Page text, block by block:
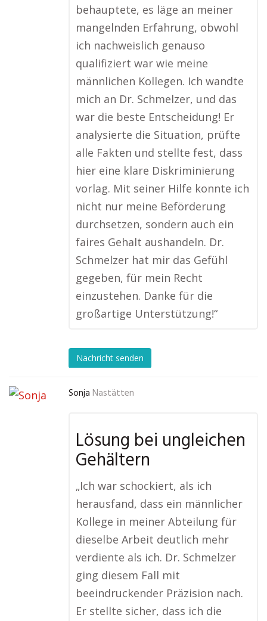
behauptete, es läge an meiner
mangelnden Erfahrung, obwohl
ich nachweislich genauso
qualifiziert war wie meine
männlichen Kollegen. Ich wandte
mich an Dr. Schmelzer, und das
war die beste Entscheidung! Er
analysierte die Situation, prüfte
alle Fakten und stellte fest, dass
hier eine klare Diskriminierung
vorlag. Mit seiner Hilfe konnte ich
nicht nur meine Beförderung
durchsetzen, sondern auch ein
faires Gehalt aushandeln. Dr.
Schmelzer hat mir das Gefühl
gegeben, für mein Recht
einzustehen. Danke für die
großartige Unterstützung!“
Nachricht senden
Sonja Nastätten
Lösung bei ungleichen
Gehältern
„Ich war schockiert, als ich
herausfand, dass ein männlicher
Kollege in meiner Abteilung für
dieselbe Arbeit deutlich mehr
verdiente als ich. Dr. Schmelzer
ging diesem Fall mit
beeindruckender Präzision nach.
Er stellte sicher, dass ich die